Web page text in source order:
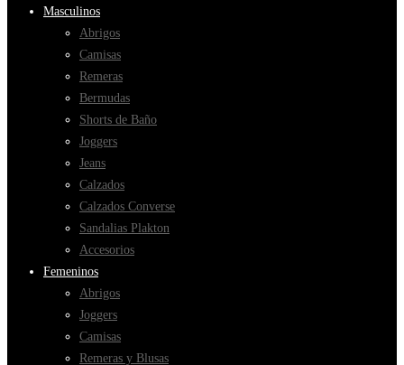
Masculinos
Abrigos
Camisas
Remeras
Bermudas
Shorts de Baño
Joggers
Jeans
Calzados
Calzados Converse
Sandalias Plakton
Accesorios
Femeninos
Abrigos
Joggers
Camisas
Remeras y Blusas